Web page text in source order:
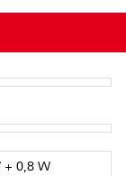
+ 0,8 W